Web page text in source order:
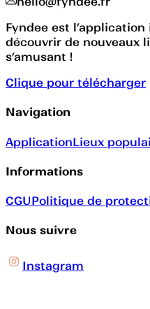
Fyndee est
découvrir de nouveaux
s’amusant !
Clique pour télécharger
Navigation
ApplicationLieux
Informations
CGUPolitique de
Nous suivre
Instagram